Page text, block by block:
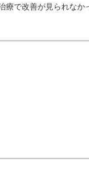
療で改善が見られなか